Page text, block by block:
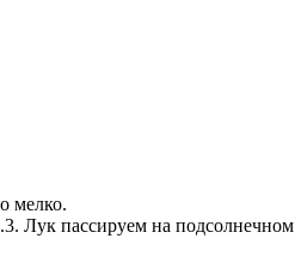
мелко.
Лук пассируем на подсолнечном